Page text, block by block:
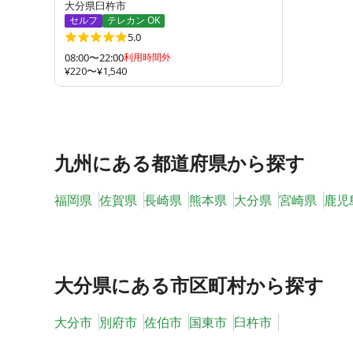
大分県臼杵市
セルフ テレカン OK
5.0
08:00〜22:00利用時間外
¥220〜¥1,540
九州にある都道府県から探す
福岡県 佐賀県 長崎県 熊本県 大分県 宮崎県 鹿
大分県にある市区町村から探す
大分市 別府市 佐伯市 国東市 臼杵市